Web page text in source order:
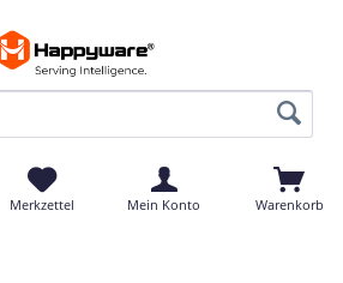
Merkzettel Mein Konto Warenkorb